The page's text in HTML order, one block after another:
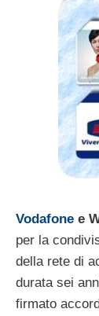
Vodafone e
per la
della rete di
durata sei
firmato